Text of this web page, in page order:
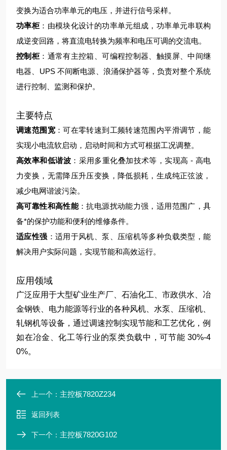
变换为适合功率单元的电压，并进行信号采样。
功率柜：由模块化设计的功率单元组成，功率单元串联构
成逆变回路，将直流电转换为频率和电压可调的交流电。
控制柜：通常有主控箱、可编程控制器、触摸屏、中间继
电器、UPS 不间断电源、浪涌保护器等，负责对整个系统
进行控制、监测和保护。
主要特点
调速范围宽：可在零转速到工频转速范围内平滑调节，能
实现小电流软启动，启动时间和方式可根据工况调整。
高效率和低谐波 ：采用多重化叠加技术等，实现高 - 高电
力变换，无需降压升压变换，降低损耗，生成纯正弦波，
减少电网谐波污染。
高可靠性和高性能：抗电源扰动能力强，适用范围广，具
备*的保护功能和便利的维修条件。
适应性强 ：适用于风机、泵、压缩机等多种负载类型，能
解决用户实际问题，实现节能和高效运行。
应用领域
广泛应用于大型矿业生产厂、石油化工、市政供水、冶
金钢铁、电力能源等行业的各种风机、水泵、压缩机、
轧钢机等设备，通过调速控制实现节能和工艺优化，例
如在冶金、化工等行业的泵类负载中，可节能 30%-4
0%。
上一个： 主控板7820Z234
返回列表
下一个： 主控板7820G102